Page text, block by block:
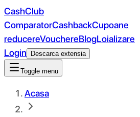
CashClub
ComparatorCashbackCupoane
reducereVouchereBlogLoializare
Login
Descarca extensia
Toggle menu
Acasa